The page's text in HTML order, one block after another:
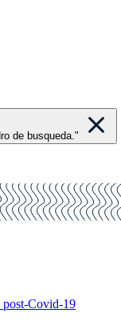
de busqueda."
post-Covid-19